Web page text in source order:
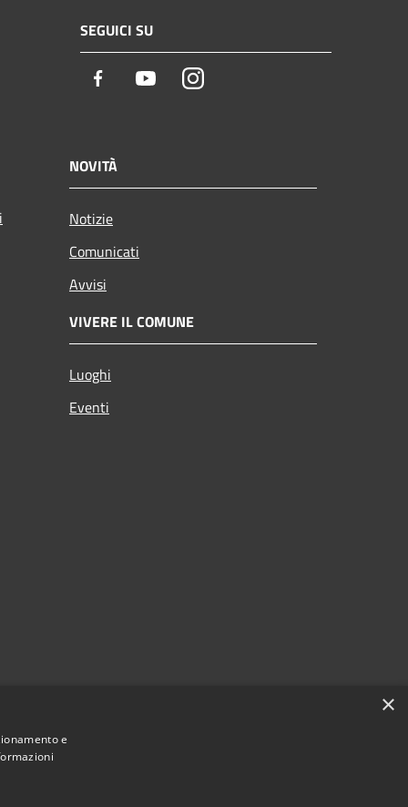
SEGUICI SU
Facebook YoutubeInstagram
NOVITÀ
Notizie
Comunicati
Avvisi
VIVERE IL COMUNE
Luoghi
Eventi
×
e